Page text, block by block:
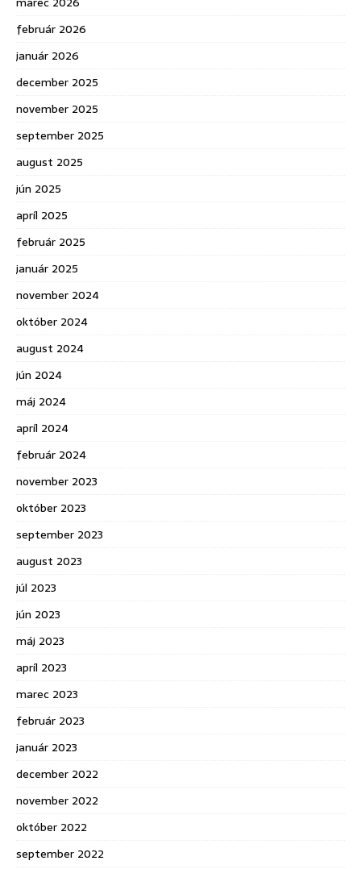
február 2026
január 2026
december 2025
november 2025
september 2025
august 2025
jún 2025
apríl 2025
február 2025
január 2025
november 2024
október 2024
august 2024
jún 2024
máj 2024
apríl 2024
február 2024
november 2023
október 2023
september 2023
august 2023
júl 2023
jún 2023
máj 2023
apríl 2023
marec 2023
február 2023
január 2023
december 2022
november 2022
október 2022
september 2022